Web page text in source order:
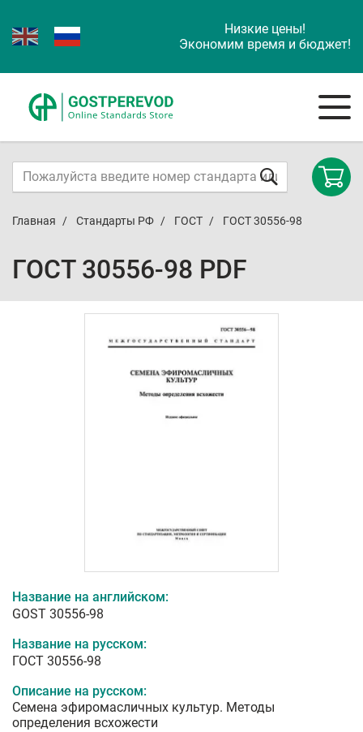
Низкие цены!
Экономим время и бюджет!
Главная Стандарты РФ ГОСТ ГОСТ 30556-98
ГОСТ 30556-98 PDF
Название на английском:
GOST 30556-98
Название на русском:
ГОСТ 30556-98
Описание на русском:
Семена эфиромасличных культур. Методы
определения всхожести